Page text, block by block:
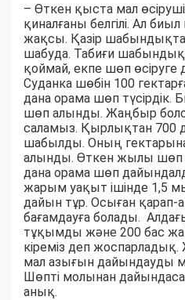
– Өткен қыста мал
қиналғаны белгілі. Ал
жақсы. Қазір
шабуда. Табиғи
қоймай, екпе шөп өсіруге
Суданка шөбін 100
дана орама шөп түсірдік.
шөп алынды. Жаңбыр
саламыз. Қырлықтан 700
шабылды. Оның
алынды. Өткен жылы шөп
дана орама шөп
жарым уақыт ішінде 1,5
дайын тұр. Осыған
бағамдауға болады.
тұқымды және 200 бас
кіреміз деп
мал азығын дайындауды
Шөпті молынан
анық.